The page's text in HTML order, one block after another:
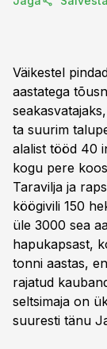
Väikestel
aastatega
ta suurim
alalist tööd 40
kogu pere
Taravilja ja
köögivili 150
üle 3000 sea
hapukapsast,
tonni aastas,
rajatud
seltsimaja on
suuresti tänu